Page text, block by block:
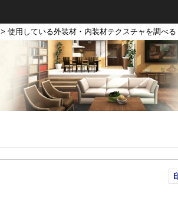
> 使用している外装材・内装材テクスチャを調べる